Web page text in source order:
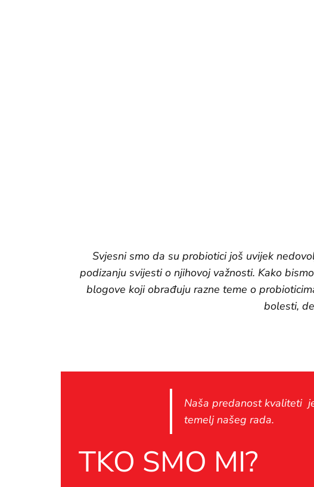
Svjesni smo da su probiotici još uvijek
podizanju svijesti o njihovoj važnosti. Kako
blogove koji obrađuju razne teme o
bolesti,
Naša predanost kvaliteti
temelj našeg rada.
TKO SMO MI?